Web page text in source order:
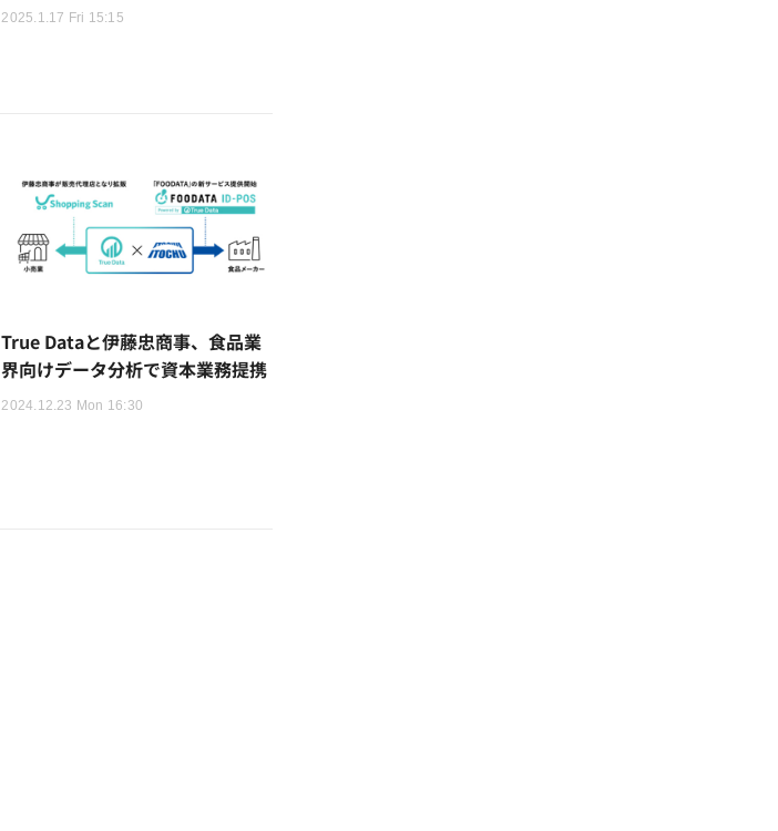
2025.1.17 Fri 15:15
True Dataと伊藤忠商事、食品業
界向けデータ分析で資本業務提携
2024.12.23 Mon 16:30